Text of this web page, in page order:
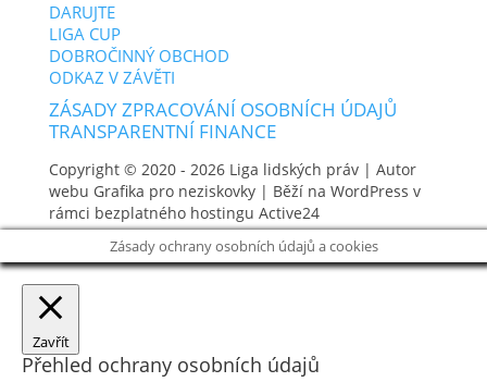
DARUJTE
LIGA CUP
DOBROČINNÝ OBCHOD
ODKAZ V ZÁVĚTI
ZÁSADY ZPRACOVÁNÍ OSOBNÍCH ÚDAJŮ
TRANSPARENTNÍ FINANCE
Copyright © 2020 - 2026 Liga lidských práv| Autor
webu Grafika pro neziskovky| Běží na WordPress v
rámci bezplatného hostingu Active24
Zásady ochrany osobních údajů a cookies
Zavřít
Přehled ochrany osobních údajů